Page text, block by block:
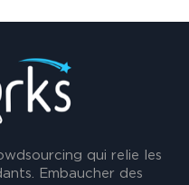
qui relie les
Embaucher des